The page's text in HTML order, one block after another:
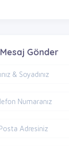
Mesaj Gönder